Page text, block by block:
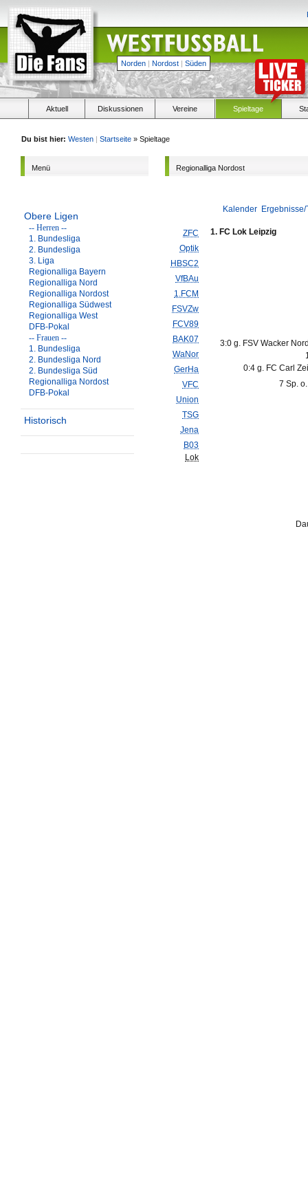
Norden | Nordost | Süden
Aktuell Diskussionen Vereine Spieltage
Du bist hier: Westen | Startseite » Spieltage
Menü
Obere Ligen
-- Herren --
1. Bundesliga
2. Bundesliga
3. Liga
Regionalliga Bayern
Regionalliga Nord
Regionalliga Nordost
Regionalliga Südwest
Regionalliga West
DFB-Pokal
-- Frauen --
1. Bundesliga
2. Bundesliga Nord
2. Bundesliga Süd
Regionalliga Nordost
DFB-Pokal
Historisch
Regionalliga Nordost
Kalender
ZFC
Optik
HBSC2
VfBAu
1.FCM
FSVZw
FCV89
BAK07
WaNor
GerHa
VFC
Union
TSG
Jena
B03
Lok
1. FC Lok Leipzig
3:0 g. FSV Wacker
0:4 g. FC Carl
7 Sp.